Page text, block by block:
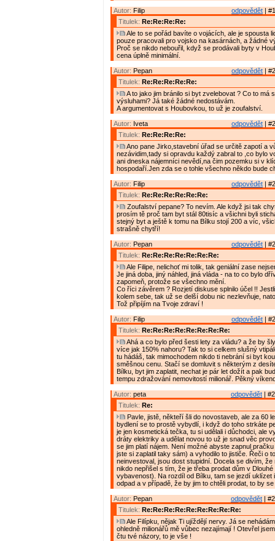
odpovědět |
Autor: Filip
Titulek: Re:Re:Re:Re:
Ale to se pořád bavíte o vojácích, ale je spousta
pouze pracovali pro vojsko na kasárnách, a žádné
Proč se nikdo nebouřil, když se prodávali byty v
cena úplně minimální.
odpovědět |
Autor: Pepan
Titulek: Re:Re:Re:Re:Re:
A to jako jim bránilo si byt zvelebovat ? Co to má
výsluhami? Já také žádné nedostávám.
A argumentovat s Houbovkou, to už je zoufalství.
odpovědět |
Autor: Iveta
Titulek: Re:Re:Re:Re:
Ano pane Jirko,stavební úřad se určitě zapotí a
nezávidim,tady si opravdu každý zabral to ,co bylo
ani dneska nájemníci nevědí,na čim pozemku si v
hospodaří.Jen zda se o tohle všechno někdo bude
odpovědět |
Autor: Filip
Titulek: Re:Re:Re:Re:Re:Re:
Zoufalství pepane? To nevím. Ale když jsi tak
prosím tě proč tam byt stál 80tisíc a všichni byli
stejný byt a ještě k tomu na Bílku stojí 200 a víc,
strašně chytří!
odpovědět |
Autor: Pepan
Titulek: Re:Re:Re:Re:Re:Re:Re:
Ale Filipe, nelichoť mi tolik, tak geniální zase
Je jiná doba, jiný náhled, jiná vláda - na to co bylo
zapomeň, protože se všechno mění.
Co říci závěrem ? Rozjetí diskuse splnilo účel !!
kolem sebe, tak už se delší dobu nic nezlevňuje,
Tož připíjím na Tvoje zdraví !
odpovědět |
Autor: Filip
Titulek: Re:Re:Re:Re:Re:Re:Re:Re:
Ahá a co bylo před šesti lety za vládu? a že by
více jak 150% nahoru? Tak to si celkem slušný
tu hádáš, tak mimochodem nikdo ti nebrání si byt
směšnou cenu. Stačí se domluvit s některým z
Bílku, byt jim zaplatit, nechat je pár let dožít a pak
tempu zdražování nemovitostí milionář. Pěkný
odpovědět |
Autor: peta
Titulek: Re:
Pavle, jistě, někteří šli do novostaveb, ale za 60
bydlení se to prostě vybydlí, i když do toho strkáte
je jen kosmetická tečka, tu si udělali i důchodci, ale
dráty elektriky a udělat novou to už je snad věc
se jim platí nájem. Není možné abyste zapnul
jste si zaplatil taky sám) a vyhodilo to jističe. Řeči o
neinvestoval, jsou dost stupidní. Docela se divím, že
nikdo nepřišel s tím, že je třeba prodat dům v
vybavenost). Na rozdíl od Bílku, tam se jezdí uklízet
odpad a v případě, že by jim to chtěli prodat, to by
odpovědět |
Autor: Pepan
Titulek: Re:Re:Re:Re:Re:Re:Re:Re:Re:
Ale Filípku, nějak Ti ujíždějí nervy. Já se
ohledně milionářů mě vůbec nezajímají ! Otevřel
čtu tvé názory, to je vše !